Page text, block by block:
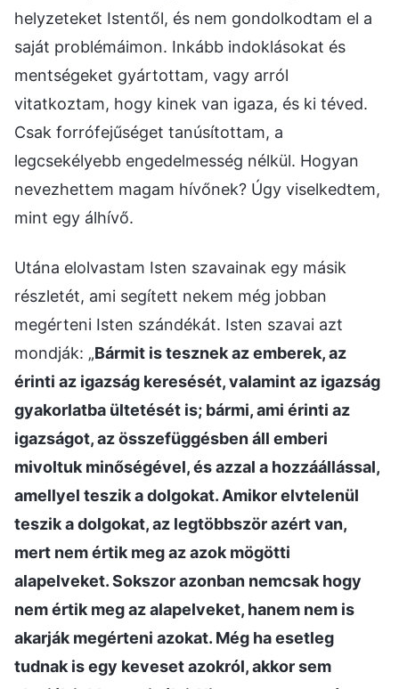
helyzeteket Istentől, és nem gondolkodtam el a
saját problémáimon. Inkább indoklásokat és
mentségeket gyártottam, vagy arról
vitatkoztam, hogy kinek van igaza, és ki téved.
Csak forrófejűséget tanúsítottam, a
legcsekélyebb engedelmesség nélkül. Hogyan
nevezhettem magam hívőnek? Úgy viselkedtem,
mint egy álhívő.
Utána elolvastam Isten szavainak egy másik
részletét, ami segített nekem még jobban
megérteni Isten szándékát. Isten szavai azt
mondják: „Bármit is tesznek az emberek, az
érinti az igazság keresését, valamint az igazság
gyakorlatba ültetését is; bármi, ami érinti az
igazságot, az összefüggésben áll emberi
mivoltuk minőségével, és azzal a hozzáállással,
amellyel teszik a dolgokat. Amikor elvtelenül
teszik a dolgokat, az legtöbbször azért van,
mert nem értik meg az azok mögötti
alapelveket. Sokszor azonban nemcsak hogy
nem értik meg az alapelveket, hanem nem is
akarják megérteni azokat. Még ha esetleg
tudnak is egy keveset azokról, akkor sem